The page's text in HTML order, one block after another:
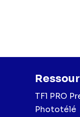
TF1 PRO
Phototélé